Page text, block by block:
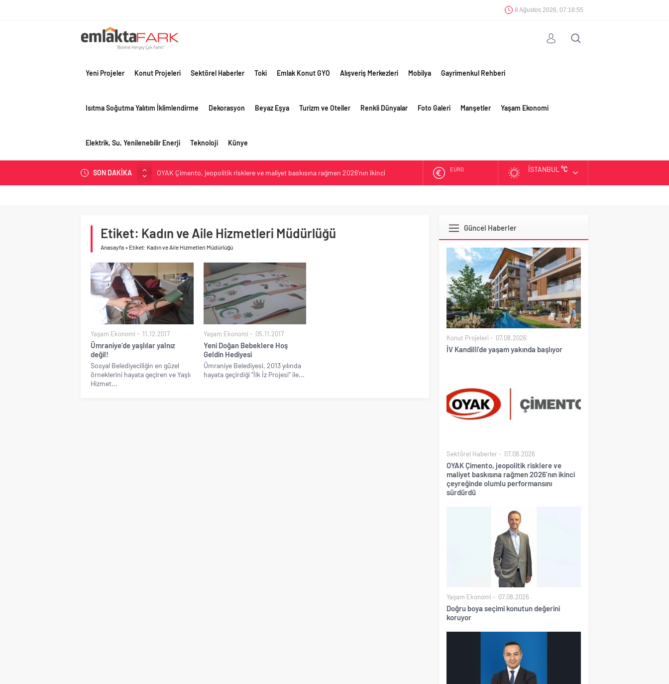
8 Ağustos 2026, 07:18:55
Yeni Projeler Konut Projeleri Sektörel Haberler Toki Emlak Konut GYO Alışveriş Merkezleri Mobilya Gayrimenkul Rehberi
Isıtma Soğutma Yalıtım İklimlendirme Dekorasyon Beyaz Eşya Turizm ve Oteller Renkli Dünyalar Foto Galeri Manşetler Yaşam Ekonomi
Elektrik, Su, Yenilenebilir Enerji Teknoloji Künye
SON DAKİKA
OYAK Çimento, jeopolitik risklere ve maliyet baskısına rağmen 2026’nın ikinci
Birleşik Arap Emirlikleri’nin ilk yüksek hızlı demiryolu projesine Kalyon İnşaat imzası
ALTIN İSTANBUL °C
Etiket: Kadın ve Aile Hizmetleri Müdürlüğü
Anasayfa » Etiket: Kadın ve Aile Hizmetleri Müdürlüğü
Yaşam Ekonomi 11.12.2017
Ümraniye’de yaşlılar yalnız
değil!
Sosyal Belediyeciliğin en güzel
örneklerini hayata geçiren ve Yaşlı
Hizmet...
Yaşam Ekonomi 05.11.2017
Yeni Doğan Bebeklere Hoş
Geldin Hediyesi
Ümraniye Belediyesi, 2013 yılında
hayata geçirdiği “İlk İz Projesi’’ ile...
Güncel Haberler
Konut Projeleri 07.08.2026
İV Kandilli’de yaşam yakında başlıyor
Sektörel Haberler 07.08.2026
OYAK Çimento, jeopolitik risklere ve
maliyet baskısına rağmen 2026’nın ikinci
çeyreğinde olumlu performansını
sürdürdü
Yaşam Ekonomi 07.08.2026
Doğru boya seçimi konutun değerini
koruyor